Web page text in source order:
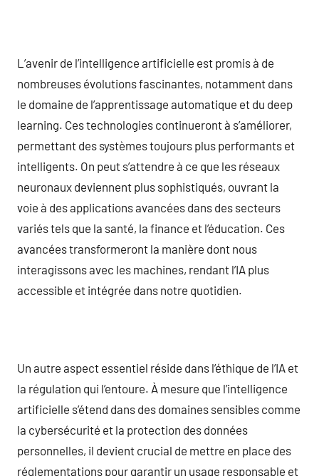
L’avenir de l’intelligence artificielle est promis à de
nombreuses évolutions fascinantes, notamment dans
le domaine de l’apprentissage automatique et du deep
learning. Ces technologies continueront à s’améliorer,
permettant des systèmes toujours plus performants et
intelligents. On peut s’attendre à ce que les réseaux
neuronaux deviennent plus sophistiqués, ouvrant la
voie à des applications avancées dans des secteurs
variés tels que la santé, la finance et l’éducation. Ces
avancées transformeront la manière dont nous
interagissons avec les machines, rendant l’IA plus
accessible et intégrée dans notre quotidien.
Un autre aspect essentiel réside dans l’éthique de l’IA et
la régulation qui l’entoure. À mesure que l’intelligence
artificielle s’étend dans des domaines sensibles comme
la cybersécurité et la protection des données
personnelles, il devient crucial de mettre en place des
réglementations pour garantir un usage responsable et